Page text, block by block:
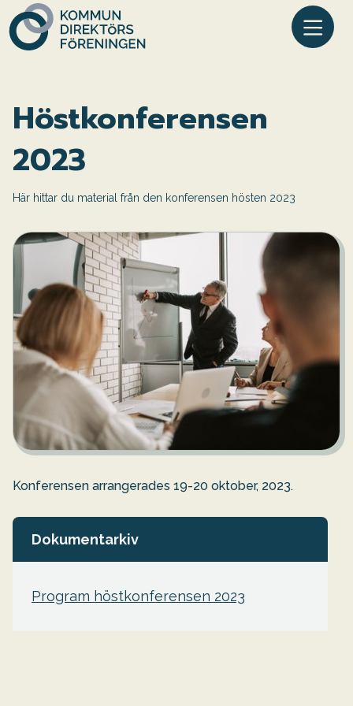
Höstkonferensen
2023
Här hittar du material från den konferensen hösten 2023
Konferensen arrangerades 19-20 oktober, 2023.
Dokumentarkiv
Program höstkonferensen 2023